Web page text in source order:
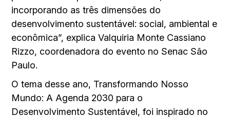
incorporando as três dimensões do
desenvolvimento sustentável: social, ambiental e
econômica”, explica Valquiria Monte Cassiano
Rizzo, coordenadora do evento no Senac São
Paulo.
O tema desse ano, Transformando Nosso
Mundo: A Agenda 2030 para o
Desenvolvimento Sustentável, foi inspirado no